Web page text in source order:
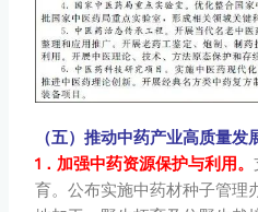
（五）推动中药产业高质量发
1．加强中药资源保护与利用。
育。公布实施中药材种子管理